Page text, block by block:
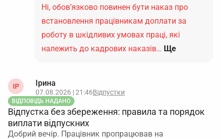
Ні, обов’язково повинен бути наказ про
встановлення працівникам доплати за
роботу в шкідливих умовах праці, які
належить до кадрових наказів… Ще
ІР Ірина
07.08.2026 | 21:46Відпустки
ВІДПОВІДЬ НАДАНО
Відпустка без збереження: правила та порядок
виплати відпускних
Добрий вечір. Працівник пропрацював на